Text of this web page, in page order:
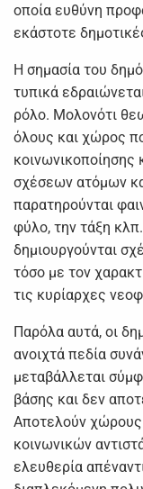
οποία ευθύνη
εκάστοτε
Η σημασία του
τυπικά
ρόλο. Μολονότι
όλους και χώρος
κοινωνικοποίησης
σχέσεων ατόμων
παρατηρούνται
φύλο, την τάξη
δημιουργούνται
τόσο με τον
τις κυρίαρχες
Παρόλα αυτά, οι
ανοιχτά πεδία
μεταβάλλεται
βάσης και δεν
Αποτελούν
κοινωνικών
ελευθερία